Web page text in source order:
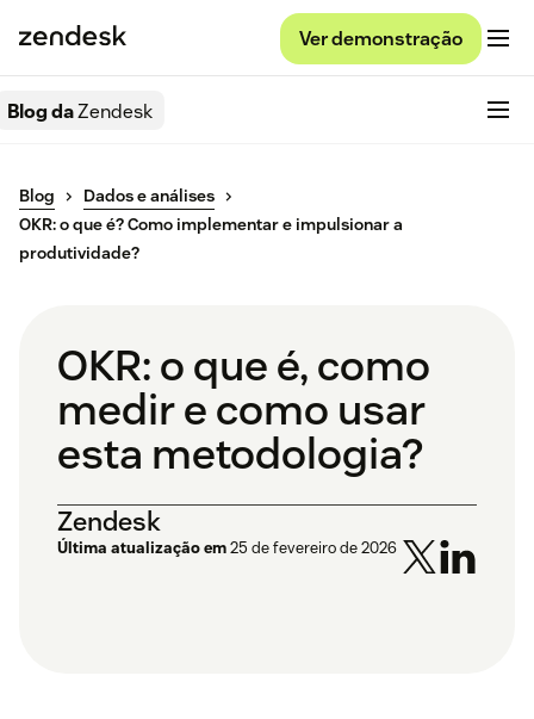
Ver demonstração
Blog daZendesk
Blog
Dados e análises
OKR: o que é? Como implementar e impulsionar a
produtividade?
OKR: o que é, como
medir e como usar
esta metodologia?
Zendesk
Última atualização em25 de fevereiro de 2026